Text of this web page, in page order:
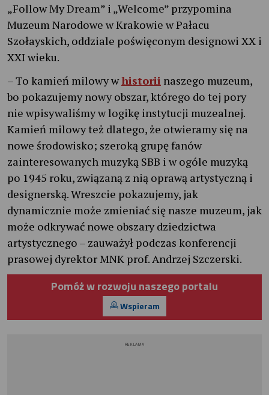
„Follow My Dream” i „Welcome” przypomina
Muzeum Narodowe w Krakowie w Pałacu
Szołayskich, oddziale poświęconym designowi XX i
XXI wieku.
– To kamień milowy whistorii naszego muzeum,
bo pokazujemy nowy obszar, którego do tej pory
nie wpisywaliśmy w logikę instytucji muzealnej.
Kamień milowy też dlatego, że otwieramy się na
nowe środowisko; szeroką grupę fanów
zainteresowanych muzyką SBB i w ogóle muzyką
po 1945 roku, związaną z nią oprawą artystyczną i
designerską. Wreszcie pokazujemy, jak
dynamicznie może zmieniać się nasze muzeum, jak
może odkrywać nowe obszary dziedzictwa
artystycznego – zauważył podczas konferencji
prasowej dyrektor MNK prof. Andrzej Szczerski.
Pomóż w rozwoju naszego portalu
Wspieram
REKLAMA